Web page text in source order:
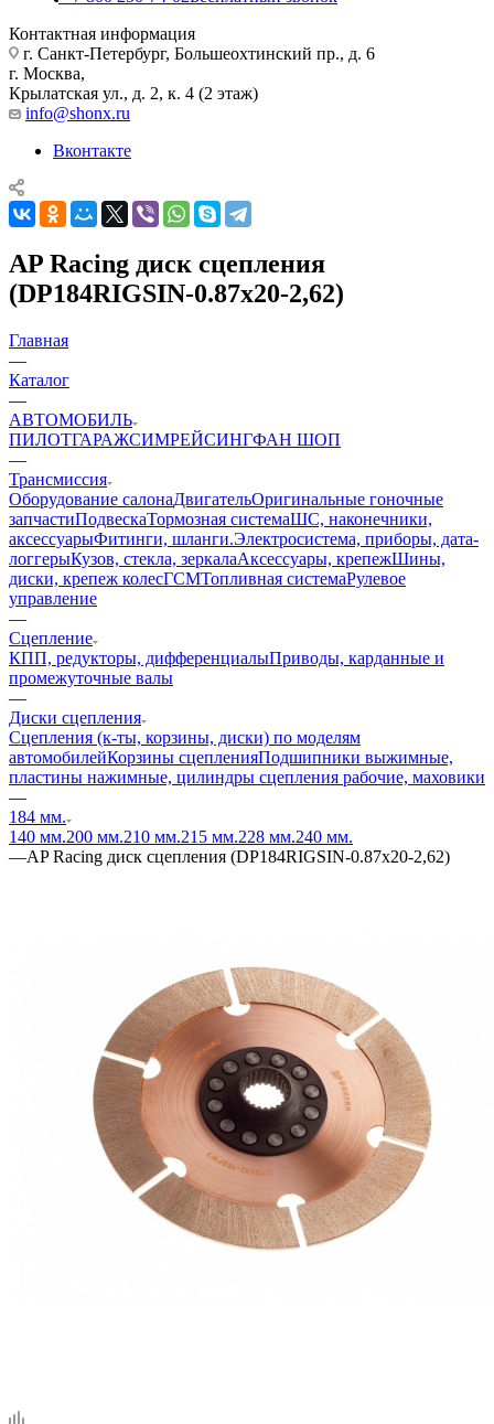
Контактная информация
г. Санкт-Петербург, Большеохтинский пр., д. 6
г. Москва,
Крылатская ул., д. 2, к. 4 (2 этаж)
info@shonx.ru
Вконтакте
AP Racing диск сцепления
(DP184RIGSIN-0.87x20-2,62)
Главная
—
Каталог
—
АВТОМОБИЛЬ
ПИЛОТГАРАЖСИМРЕЙСИНГФАН ШОП
—
Трансмиссия
Оборудование салонаДвигательОригинальные гоночные
запчастиПодвескаТормозная системаШС, наконечники,
аксессуарыФитинги, шланги.Электросистема, приборы, дата-
логгерыКузов, стекла, зеркалаАксессуары, крепежШины,
диски, крепеж колесГСМТопливная системаРулевое
управление
—
Сцепление
КПП, редукторы, дифференциалыПриводы, карданные и
промежуточные валы
—
Диски сцепления
Сцепления (к-ты, корзины, диски) по моделям
автомобилейКорзины сцепленияПодшипники выжимные,
пластины нажимные, цилиндры сцепления рабочие, маховики
—
184 мм.
140 мм.200 мм.210 мм.215 мм.228 мм.240 мм.
—AP Racing диск сцепления (DP184RIGSIN-0.87x20-2,62)